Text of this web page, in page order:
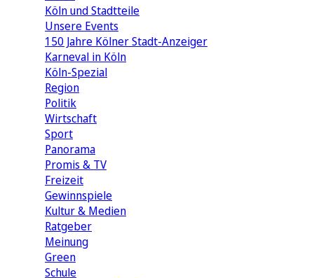
Köln und Stadtteile
Unsere Events
150 Jahre Kölner Stadt-Anzeiger
Karneval in Köln
Köln-Spezial
Region
Politik
Wirtschaft
Sport
Panorama
Promis & TV
Freizeit
Gewinnspiele
Kultur & Medien
Ratgeber
Meinung
Green
Schule